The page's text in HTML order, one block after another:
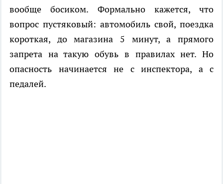
вообще босиком. Формально кажется, что
вопрос пустяковый: автомобиль свой, поездка
короткая, до магазина 5 минут, а прямого
запрета на такую обувь в правилах нет. Но
опасность начинается не с инспектора, а с
педалей.